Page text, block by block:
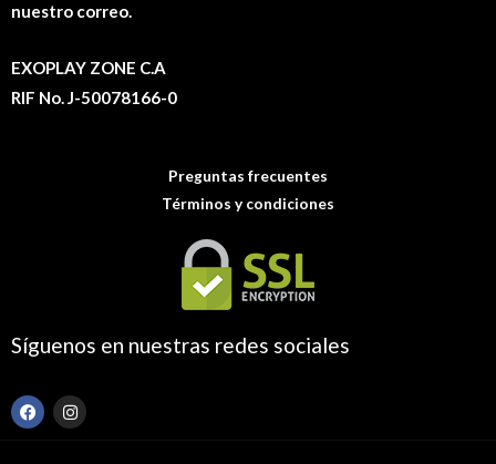
nuestro correo.
EXOPLAY ZONE C.A
RIF No. J-50078166-0
Preguntas frecuentes
Términos y condiciones
Síguenos en nuestras redes sociales
F
a
I
n